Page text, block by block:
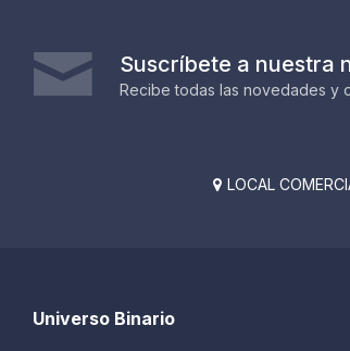
Suscríbete a nuestra
Recibe todas las novedades y
 LOCAL
Universo Binario